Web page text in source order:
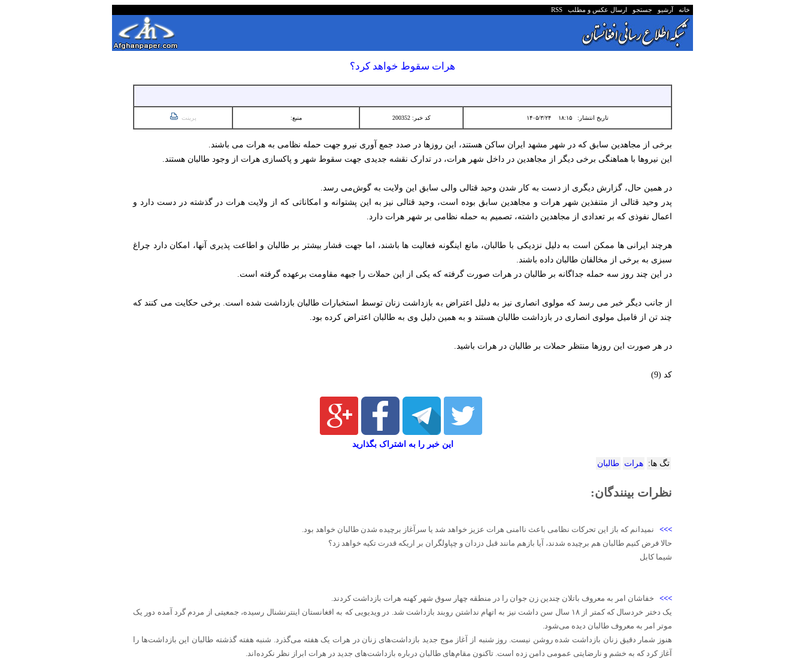
خانه آرشیو جستجو ارسال عکس و مطلب RSS
هرات سقوط خواهد کرد؟
تاریخ انتشار:۱۸:۱۵ ۱۴۰۵/۳/۲۴ کد خبر: 200352 منبع: پرینت
برخی از مجاهدین سابق که در شهر مشهد ایران ساکن هستند، این روزها در صدد جمع آوری نیرو جهت حمله نظامی به هرات می باشند.
این نیروها با هماهنگی برخی دیگر از مجاهدین در داخل شهر هرات، در تدارک نقشه جدیدی جهت سقوط شهر و پاکسازی هرات از وجود طالبان هستند.
در همین حال، گزارش دیگری از دست به کار شدن وحید قتالی والی سابق این ولایت به گوش‌می رسد.
پدر وحید قتالی از متنفذین شهر هرات و مجاهدین سابق بوده است، وحید قتالی ‌نیز به این پشتوانه و امکاناتی که از ولایت هرات در گذشته در دست دارد و
اعمال نفوذی که بر تعدادی از مجاهدین داشته، تصمیم به حمله نظامی بر شهر هرات دارد.
هرچند ایرانی ها ممکن است به دلیل نزدیکی با طالبان، مانع اینگونه فعالیت ها باشند، اما جهت فشار بیشتر بر طالبان و اطاعت پذیری آنها، امکان دارد چراغ
سبزی به برخی از مخالفان طالبان داده باشند.
در این چند روز سه حمله جداگانه بر طالبان در هرات صورت گرفته که یکی از این حملات را جبهه مقاومت برعهده گرفته است.
از جانب دیگر خبر می رسد که مولوی انصاری نیز به دلیل اعتراض به بازداشت زنان توسط استخبارات طالبان بازداشت شده است. برخی حکایت می کنند که
چند تن از فامیل مولوی انصاری در بازداشت طالبان هستند و به همین دلیل وی به طالبان اعتراض کرده بود.
در هر صورت این روزها منتظر حملات بر طالبان در هرات باشید.
کد (9)
این خبر را به اشتراک بگذارید
تگ ها: هرات طالبان
نظرات بینندگان:
>>> نمیدانم که باز این تحرکات نظامی باعث ناامنی هرات عزیز خواهد شد یا سرآغاز برچیده شدن طالبان خواهد بود.
حالا فرض کنیم طالبان هم برچیده شدند، آیا بازهم مانند قبل دزدان و چپاولگران بر اریکه قدرت تکیه خواهد زد؟
شیما کابل
>>> خفاشان امر به معروف باتلان چندین زن جوان را در منطقه چهار سوق شهر کهنه هرات بازداشت کردند.
یک دختر خردسال که کمتر از ۱۸ سال سن داشت نیز به اتهام نداشتن روبند بازداشت شد. در ویدیویی که به افغانستان اینترنشنال رسیده، جمعیتی از مردم گرد آمده دور یک
موتر امر به معروف طالبان دیده می‌شود.
هنوز شمار دقیق زنان بازداشت شده روشن نیست. روز شنبه از آغاز موج جدید بازداشت‌های زنان در هرات یک هفته می‌گذرد. شنبه هفته گذشته طالبان این بازداشت‌ها را
آغاز کرد که به خشم و نارضایتی عمومی دامن زده است. تاکنون مقام‌های طالبان درباره بازداشت‌های جدید در هرات ابراز نظر نکرده‌اند.